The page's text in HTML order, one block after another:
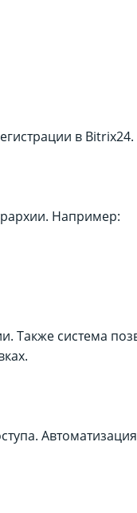
в Bitrix24.
Например:
Также система